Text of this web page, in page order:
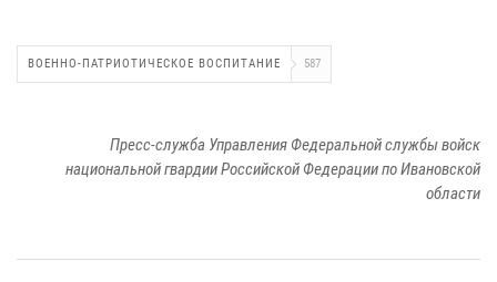
ВОЕННО-ПАТРИОТИЧЕСКОЕ ВОСПИТАНИЕ 587
Пресс-служба Управления Федеральной службы войск
национальной гвардии Российской Федерации по Ивановской
области